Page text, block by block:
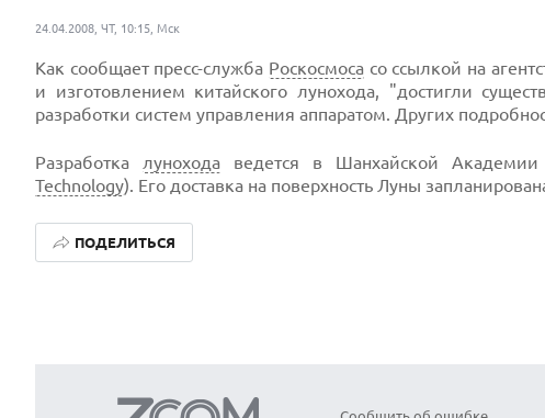
24.04.2008, ЧТ, 10:15, Мск
Как сообщает пресс-служба Роскосмоса со ссылкой на
и изготовлением китайского лунохода, "достигли
разработки систем управления аппаратом. Других
Разработка лунохода ведется в Шанхайской Академии
Technology). Его доставка на поверхность Луны
ПОДЕЛИТЬСЯ